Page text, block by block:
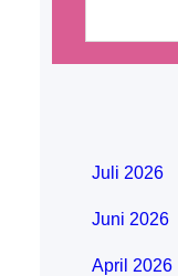
Juli 2026
Juni 2026
April 2026